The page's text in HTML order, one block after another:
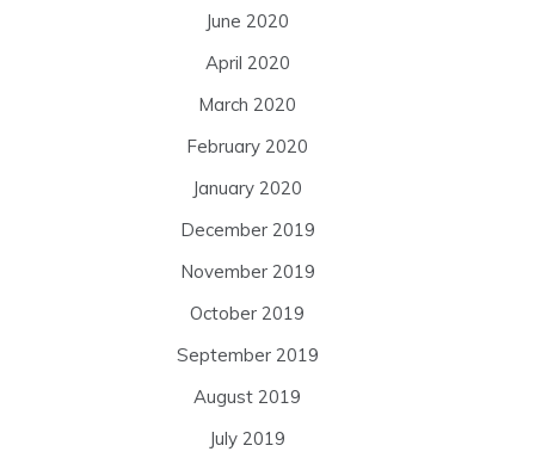
June 2020
April 2020
March 2020
February 2020
January 2020
December 2019
November 2019
October 2019
September 2019
August 2019
July 2019